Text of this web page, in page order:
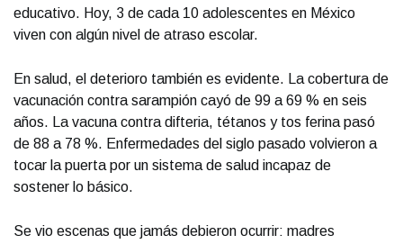
educativo. Hoy, 3 de cada 10 adolescentes en México
viven con algún nivel de atraso escolar.
En salud, el deterioro también es evidente. La cobertura de
vacunación contra sarampión cayó de 99 a 69 % en seis
años. La vacuna contra difteria, tétanos y tos ferina pasó
de 88 a 78 %. Enfermedades del siglo pasado volvieron a
tocar la puerta por un sistema de salud incapaz de
sostener lo básico.
Se vio escenas que jamás debieron ocurrir: madres